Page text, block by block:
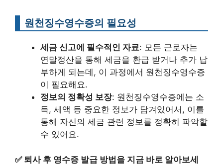
원천징수영수증의 필요성
세금 신고에 필수적인 자료: 모든 근로자는
연말정산을 통해 세금을 환급 받거나 추가 납
부하게 되는데, 이 과정에서 원천징수영수증
이 필요해요.
정보의 정확성 보장: 원천징수영수증에는 소
득, 세액 등 중요한 정보가 담겨있어서, 이를
통해 자신의 세금 관련 정보를 정확히 파악할
수 있어요.
✅ 퇴사 후 영수증 발급 방법을 지금 바로 알아보세